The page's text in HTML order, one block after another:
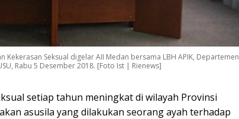
Kekerasan Seksual digelar AII Medan bersama LBH APIK, Departemen
Rabu 5 Desember 2018. [Foto Ist | Rienews]
setiap tahun meningkat di wilayah Provinsi
asusila yang dilakukan seorang ayah terhadap